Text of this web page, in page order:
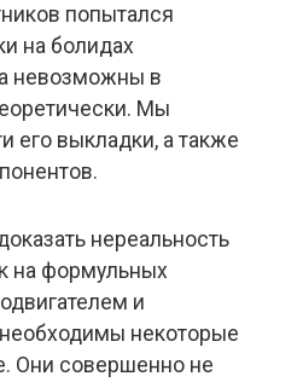
попытался
на болидах
невозможны в
Мы
его выкладки, а также
нереальность
на формульных
и
некоторые
Они совершенно не